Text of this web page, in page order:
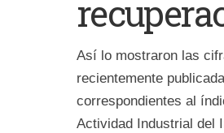
Así lo mostraron las
recientemente
correspondientes al
Actividad Industrial del